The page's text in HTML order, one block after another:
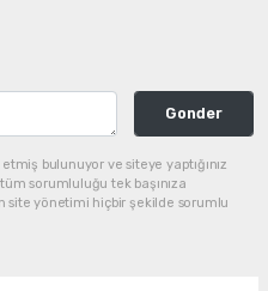
Gonder
bulunuyor ve siteye yaptığınız
sorumluluğu tek başınıza
site yönetimi hiçbir şekilde sorumlu